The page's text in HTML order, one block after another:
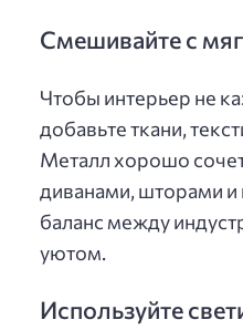
Смешивайте с
Чтобы интерьер не
добавьте ткани,
Металл хорошо
диванами, шторами и
баланс между
уютом.
Используйте